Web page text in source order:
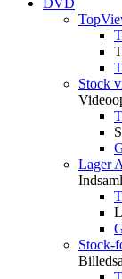
DVD
Stock
Lager
Stock-